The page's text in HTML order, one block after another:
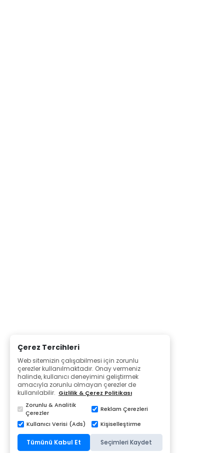
Çerez Tercihleri
Web sitemizin çalışabilmesi için zorunlu
çerezler kullanılmaktadır. Onay vermeniz
halinde, kullanıcı deneyimini geliştirmek
amacıyla zorunlu olmayan çerezler de
kullanılabilir. Gizlilik & Çerez Politikası
Zorunlu & Analitik
Çerezler
Reklam Çerezleri
Kullanıcı Verisi (Ads)
Kişiselleştirme
Tümünü Kabul Et Seçimleri Kaydet